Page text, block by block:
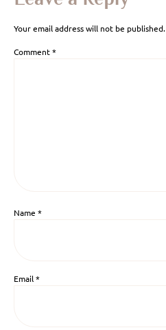
Your email address will not be published.
Comment*
Name *
Email*